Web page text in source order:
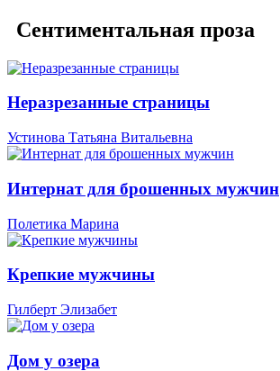
Сентиментальная проза
Неразрезанные страницы
Устинова Татьяна Витальевна
Интернат для брошенных мужчин
Полетика Марина
Крепкие мужчины
Гилберт Элизабет
Дом у озера